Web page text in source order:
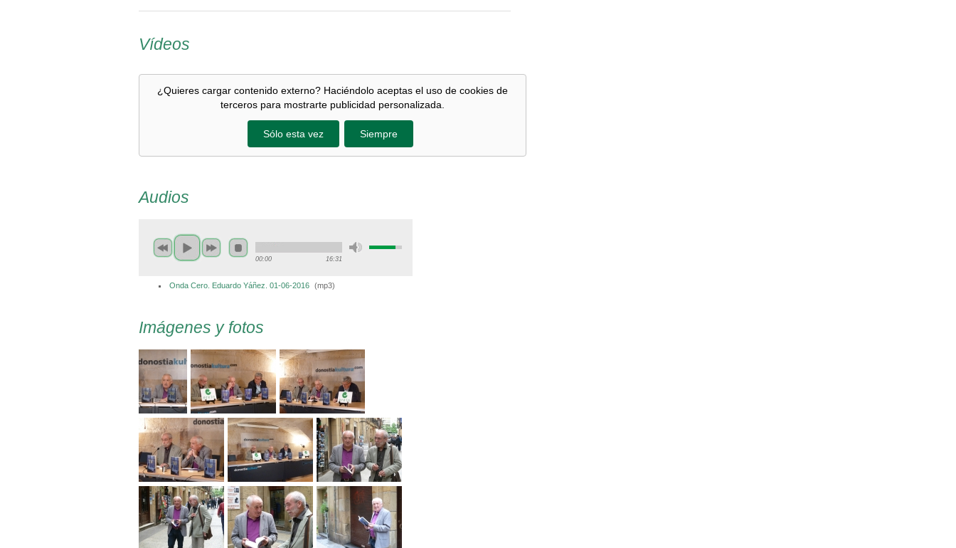
Vídeos
¿Quieres cargar contenido externo? Haciéndolo aceptas el uso de cookies de
terceros para mostrarte publicidad personalizada.
Sólo esta vez Siempre
Audios
00:00 16:31
Onda Cero. Eduardo Yáñez. 01-06-2016 (mp3)
Imágenes y fotos